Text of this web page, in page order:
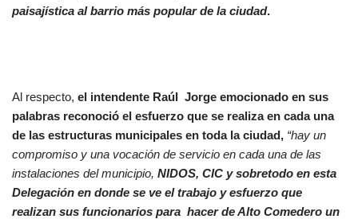
paisajística al barrio más popular de la ciudad.
Al respecto, el intendente Raúl Jorge emocionado en sus
palabras reconoció el esfuerzo que se realiza en cada una
de las estructuras municipales en toda la ciudad, “hay un
compromiso y una vocación de servicio en cada una de las
instalaciones del municipio, NIDOS, CIC y sobretodo en esta
Delegación en donde se ve el trabajo y esfuerzo que
realizan sus funcionarios para hacer de Alto Comedero un